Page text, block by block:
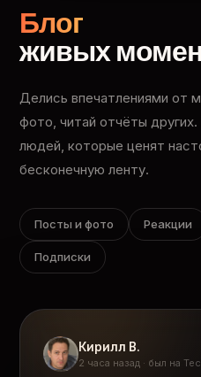
Блог
живых
Делись впечатлениями от
фото, читай отчёты
людей, которые ценят
бесконечную ленту.
Посты и фото Реакции
Подписки
Кирилл В.
2 часа назад · был на